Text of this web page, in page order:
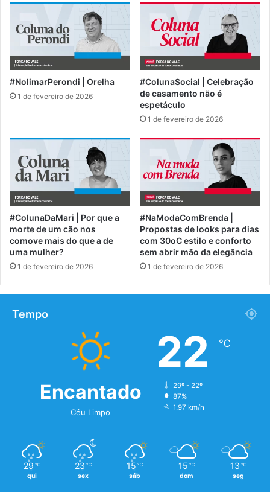
#NolimarPerondi | Orelha
1 de fevereiro de 2026
#ColunaSocial | Celebração
de casamento não é
espetáculo
1 de fevereiro de 2026
#ColunaDaMari | Por que a
morte de um cão nos
comove mais do que a de
uma mulher?
1 de fevereiro de 2026
#NaModaComBrenda |
Propostas de looks para dias
com 30oC estilo e conforto
sem abrir mão da elegância
1 de fevereiro de 2026
Tempo
Encantado
Céu Limpo
22 ℃
29º - 22º
87%
1.97 km/h
29 ℃
qui
23 ℃
sex
15 ℃
sáb
15 ℃
dom
13 ℃
seg